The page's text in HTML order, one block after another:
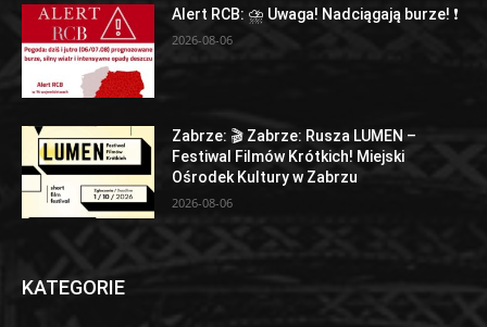
Alert RCB: ⛈ Uwaga! Nadciągają burze! ❗
2026-08-06
Zabrze: 🎬 Zabrze: Rusza LUMEN –
Festiwal Filmów Krótkich! Miejski
Ośrodek Kultury w Zabrzu
2026-08-06
KATEGORIE